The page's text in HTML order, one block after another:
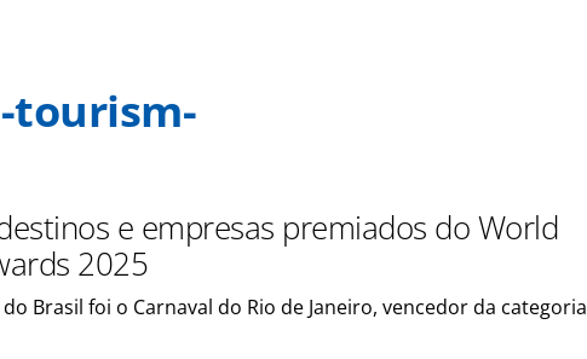
tourism-
e empresas premiados do World
2025
Brasil foi o Carnaval do Rio de Janeiro, vencedor da categoria